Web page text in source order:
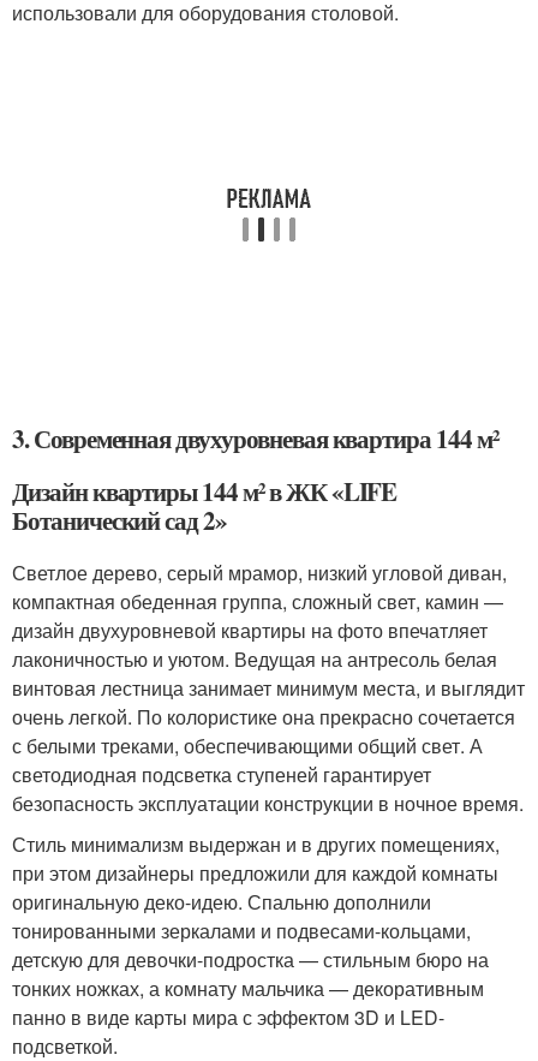
использовали для оборудования столовой.
3. Современная двухуровневая квартира 144 м²
Дизайн квартиры 144 м² в ЖК «LIFE
Ботанический сад 2»
Светлое дерево, серый мрамор, низкий угловой диван,
компактная обеденная группа, сложный свет, камин —
дизайн двухуровневой квартиры на фото впечатляет
лаконичностью и уютом. Ведущая на антресоль белая
винтовая лестница занимает минимум места, и выглядит
очень легкой. По колористике она прекрасно сочетается
с белыми треками, обеспечивающими общий свет. А
светодиодная подсветка ступеней гарантирует
безопасность эксплуатации конструкции в ночное время.
Стиль минимализм выдержан и в других помещениях,
при этом дизайнеры предложили для каждой комнаты
оригинальную деко-идею. Спальню дополнили
тонированными зеркалами и подвесами-кольцами,
детскую для девочки-подростка — стильным бюро на
тонких ножках, а комнату мальчика — декоративным
панно в виде карты мира с эффектом 3D и LED-
подсветкой.